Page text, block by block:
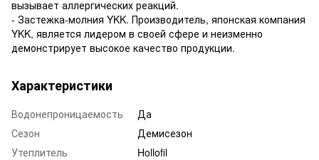
вызывает аллергических реакций.
- Застежка-молния YKK. Производитель, японская компания
YKK, является лидером в своей сфере и неизменно
демонстрирует высокое качество продукции.
Характеристики
Водонепроницаемость
Да
Сезон
Демисезон
Утеплитель
Hollofil